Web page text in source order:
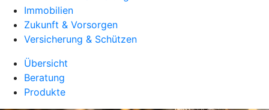
Immobilien
Zukunft & Vorsorgen
Versicherung & Schützen
Übersicht
Beratung
Produkte